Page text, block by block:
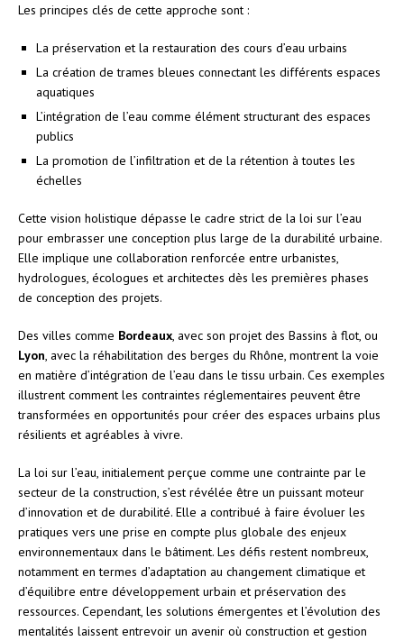
Les principes clés de cette approche sont :
La préservation et la restauration des cours d’eau urbains
La création de trames bleues connectant les différents espaces
aquatiques
L’intégration de l’eau comme élément structurant des espaces
publics
La promotion de l’infiltration et de la rétention à toutes les
échelles
Cette vision holistique dépasse le cadre strict de la loi sur l’eau
pour embrasser une conception plus large de la durabilité urbaine.
Elle implique une collaboration renforcée entre urbanistes,
hydrologues, écologues et architectes dès les premières phases
de conception des projets.
Des villes comme Bordeaux , avec son projet des Bassins à flot, ou
Lyon , avec la réhabilitation des berges du Rhône, montrent la voie
en matière d’intégration de l’eau dans le tissu urbain. Ces exemples
illustrent comment les contraintes réglementaires peuvent être
transformées en opportunités pour créer des espaces urbains plus
résilients et agréables à vivre.
La loi sur l’eau, initialement perçue comme une contrainte par le
secteur de la construction, s’est révélée être un puissant moteur
d’innovation et de durabilité. Elle a contribué à faire évoluer les
pratiques vers une prise en compte plus globale des enjeux
environnementaux dans le bâtiment. Les défis restent nombreux,
notamment en termes d’adaptation au changement climatique et
d’équilibre entre développement urbain et préservation des
ressources. Cependant, les solutions émergentes et l’évolution des
mentalités laissent entrevoir un avenir où construction et gestion